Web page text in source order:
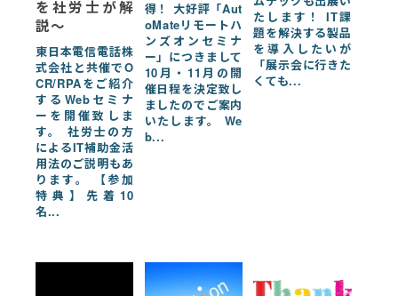
を社労士が解
説〜
東日本電信電話株
式会社と共催でO
CR/RPAをご紹介
するWebセミナ
ーを開催致しま
す。 社労士の方
によるIT補助金活
用法のご説明もあ
ります。 【参加
特典】先着10
名...
得！ 大好評「Aut
oMateリモートハ
ンズオンセミナ
ー」につきまして
10月・11月の開
催日程を決定致し
ましたのでご案内
いたします。 We
b...
たします！ IT課
題を解決する製品
を導入したいが
「展示会に行きた
くても...